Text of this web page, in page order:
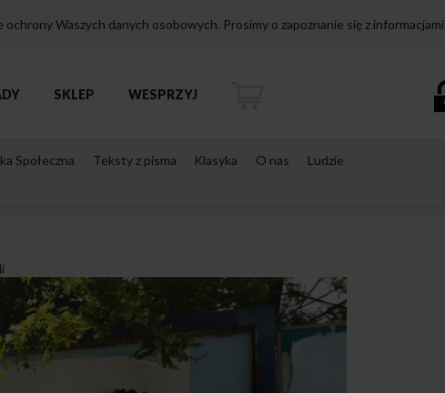
Waszych danych osobowych. Prosimy o zapoznanie się z informacjami
SKLEP WESPRZYJ
Społeczna Teksty z pisma Klasyka O nas
Ludzie